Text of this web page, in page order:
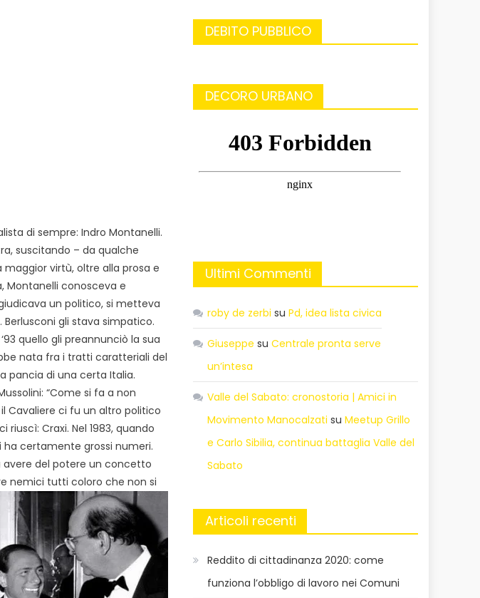
di sempre: Indro Montanelli.
suscitando – da qualche
maggior virtù, oltre alla prosa e
Montanelli conosceva e
un politico, si metteva
gli stava simpatico.
quello gli preannunciò la sua
nata fra i tratti caratteriali del
pancia di una certa Italia.
“Come si fa a non
Cavaliere ci fu un altro politico
Craxi. Nel 1983, quando
ha certamente grossi numeri.
avere del potere un concetto
nemici tutti coloro che non si
DEBITO PUBBLICO
DECORO URBANO
Ultimi Commenti
roby de zerbi suPd, idea lista civica
Giuseppe suCentrale pronta serve
un’intesa
Valle del Sabato: cronostoria | Amici in
Movimento Manocalzati suMeetup Grillo
e Carlo Sibilia, continua battaglia Valle del
Sabato
Articoli recenti
Reddito di cittadinanza 2020: come
funziona l’obbligo di lavoro nei Comuni